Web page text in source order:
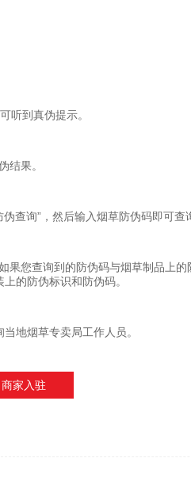
听到真伪提示。
结果。
查询”，然后输入烟草防伪码即可查
您查询到的防伪码与烟草制品上
的防伪标识和防伪码。
地烟草专卖局工作人员。
商家入驻